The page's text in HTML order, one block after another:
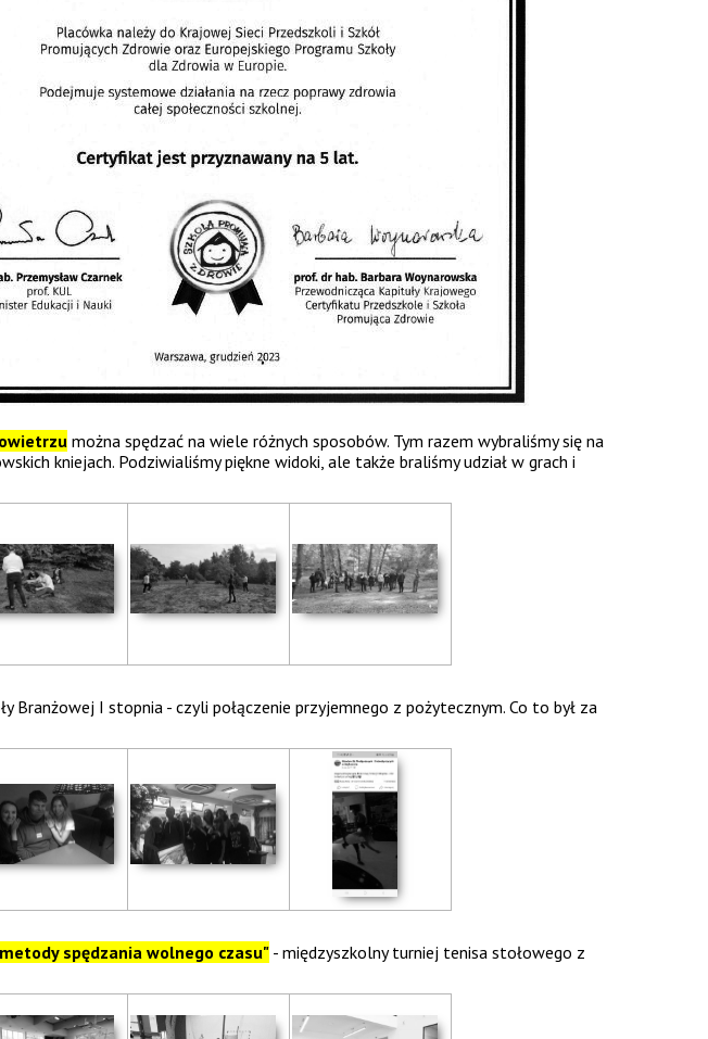
można spędzać na wiele różnych sposobów. Tym razem wybraliśmy się na
kniejach. Podziwialiśmy piękne widoki, ale także braliśmy udział w grach i
Branżowej I stopnia - czyli połączenie przyjemnego z pożytecznym. Co to był za
spędzania wolnego czasu" - międzyszkolny turniej tenisa stołowego z